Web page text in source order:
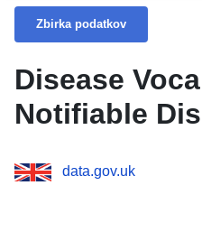
Zbirka podatkov
Disease
Notifiable
data.gov.uk